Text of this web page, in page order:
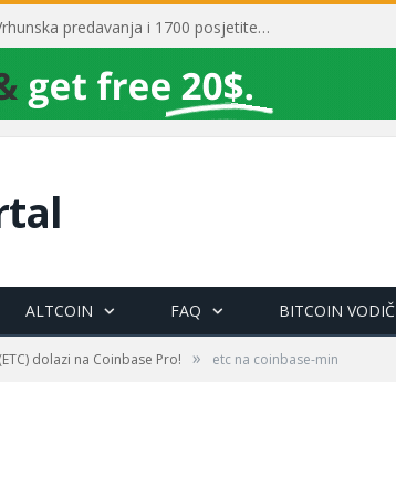
Toni Milun postao “milijarder”! Vrhunska predavanja i 1700 posjetitelja obilježili su mjesec financijske pismenosti
ALTCOIN FAQ BITCOIN VODIČ
dolazi na Coinbase Pro! » etc na coinbase-min